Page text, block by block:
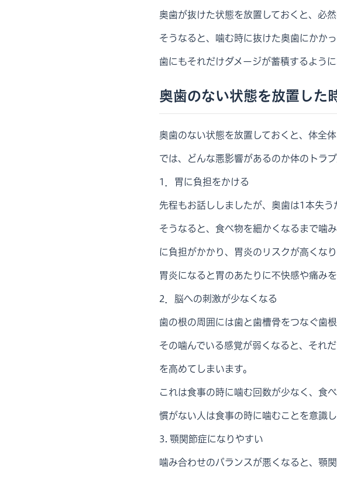
奥歯が抜けた状態を放置しておくと、必
そうなると、噛む時に抜けた奥歯にかか
歯にもそれだけダメージが蓄積するように
奥歯のない状態を放置した
奥歯のない状態を放置しておくと、体全
では、どんな悪影響があるのか体のトラ
1．胃に負担をかける
先程もお話ししましたが、奥歯は1本失
そうなると、食べ物を細かくなるまで噛
に負担がかかり、胃炎のリスクが高くなり
胃炎になると胃のあたりに不快感や痛み
2．脳への刺激が少なくなる
歯の根の周囲には歯と歯槽骨をつなぐ歯
その噛んでいる感覚が弱くなると、それ
を高めてしまいます。
これは食事の時に噛む回数が少なく、食
慣がない人は食事の時に噛むことを意識し
3. 顎関節症になりやすい
噛み合わせのバランスが悪くなると、顎